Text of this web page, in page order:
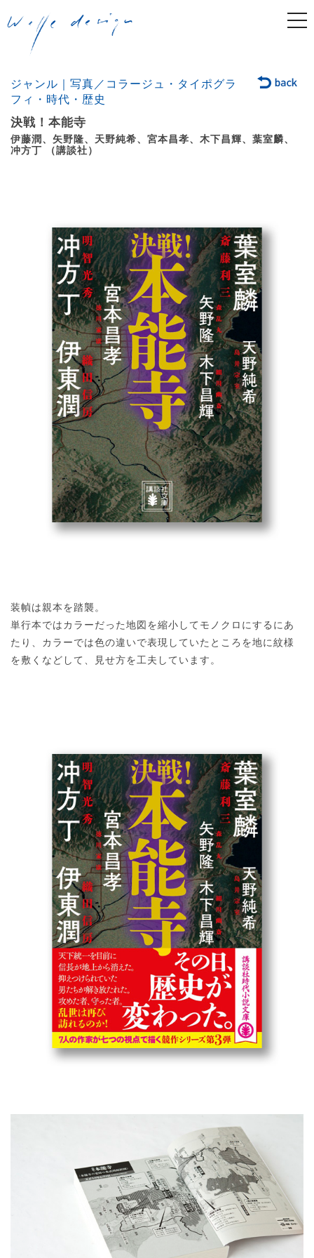
ジャンル｜写真／コラージュ・タイポグラ
フィ・時代・歴史
決戦！本能寺
伊藤潤、矢野隆、天野純希、宮本昌孝、木下昌輝、葉室麟、
冲方丁 （講談社）
装幀は親本を踏襲。
単行本ではカラーだった地図を縮小してモノクロにするにあ
たり、カラーでは色の違いで表現していたところを地に紋様
を敷くなどして、見せ方を工夫しています。